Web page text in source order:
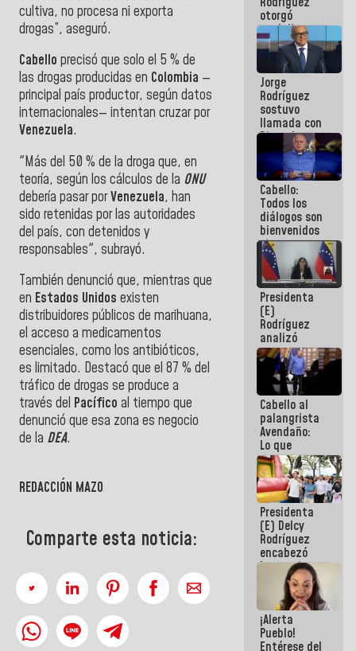
cultiva, no procesa ni exporta
drogas”, aseguró.
Cabello precisó que solo el 5 % de
las drogas producidas en Colombia —
principal país productor, según datos
internacionales— intentan cruzar por
Venezuela.
"Más del 50 % de la droga que, en
teoría, según los cálculos de la ONU
debería pasar porVenezuela, han
sido retenidas por las autoridades
del país, con detenidos y
responsables", subrayó.
También denunció que, mientras que
en Estados Unidos existen
distribuidores públicos de marihuana,
el acceso a medicamentos
esenciales, como los antibióticos,
es limitado. Destacó que el 87 % del
tráfico de drogas se produce a
través del Pacífico al tiempo que
denunció que esa zona es negocio
de la DEA.
REDACCIÓN MAZO
Comparte esta noticia:
otorgó
medalla
"Héroe de
Venezuela"
a servidores
públicos
Jorge
Rodríguez
sostuvo
llamada con
Dinorah
Figuera y
acuerdan
primer
encuentro
presencial
para el
diálogo
Cabello:
Todos los
diálogos son
bienvenidos
siempre que
estén en el
marco de la
Constitución
de la
República
Presidenta
(E)
Rodríguez
analizó
junto a
gobernadores
planes de
recuperación
del Sistema
Eléctrico
Nacional
Cabello al
palangrista
Avendaño:
Lo que
vayas a
escribir
hazlo hoy
por que no
sabemos si
la semana
que viene
hay
programa
Presidenta
(E) Delcy
Rodríguez
encabezó
lanzamiento
del Plan
Nacional de
Recreación
Vacacional
¡Alerta
Pueblo!
Entérese del